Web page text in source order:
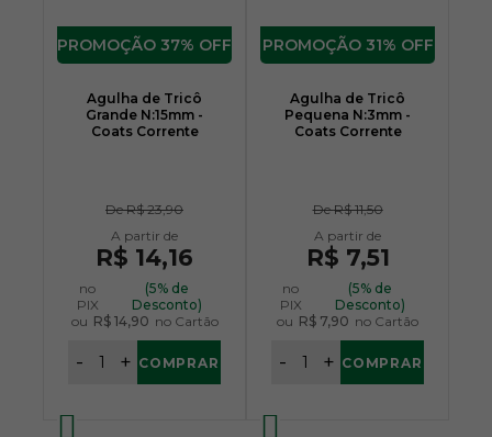
37% OFF
Agulha de Tricô
Grande N:15mm -
Coats Corrente
DeR$ 23,90
R$ 14,16
no
PIX
(5% de
Desconto)
ou R$ 14,90 no Cartão
+
- COMPRAR
31% OFF
Agulha de Tricô
Pequena N:3mm -
Coats Corrente
DeR$ 11,50
R$ 7,51
no
PIX
(5% de
Desconto)
ou R$ 7,90 no Cartão
+
- COMPRAR